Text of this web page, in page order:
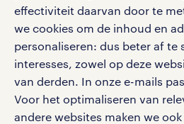
effectiviteit daarvan door te
we cookies om de inhoud en
personaliseren: dus beter af te
interesses, zowel op deze
van derden. In onze e-mails
Voor het optimaliseren van
andere websites maken we
Volg ons voor de leukste
vacatures, solliciteren en
werken bij randstad